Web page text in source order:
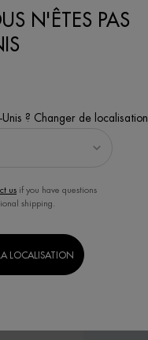
N'ÊTES PAS
? Changer de localisation
us if you have questions
shipping.
LOCALISATION